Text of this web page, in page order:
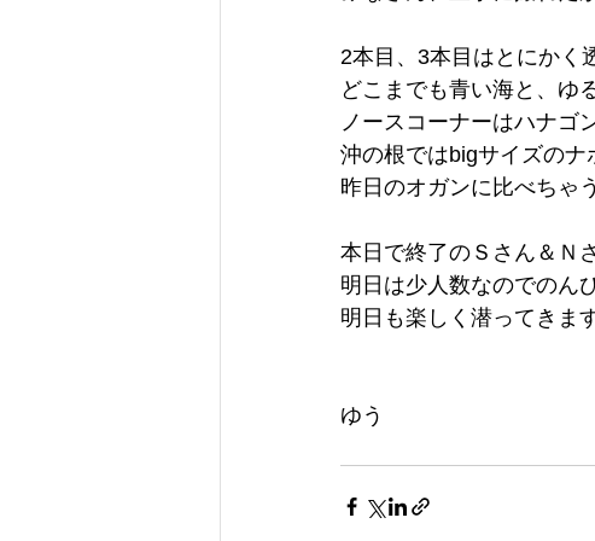
2本目、3本目はとにかく
どこまでも青い海と、ゆ
ノースコーナーはハナゴ
沖の根ではbigサイズの
昨日のオガンに比べちゃ
本日で終了のＳさん＆Ｎ
明日は少人数なのでのん
明日も楽しく潜ってきま
ゆう